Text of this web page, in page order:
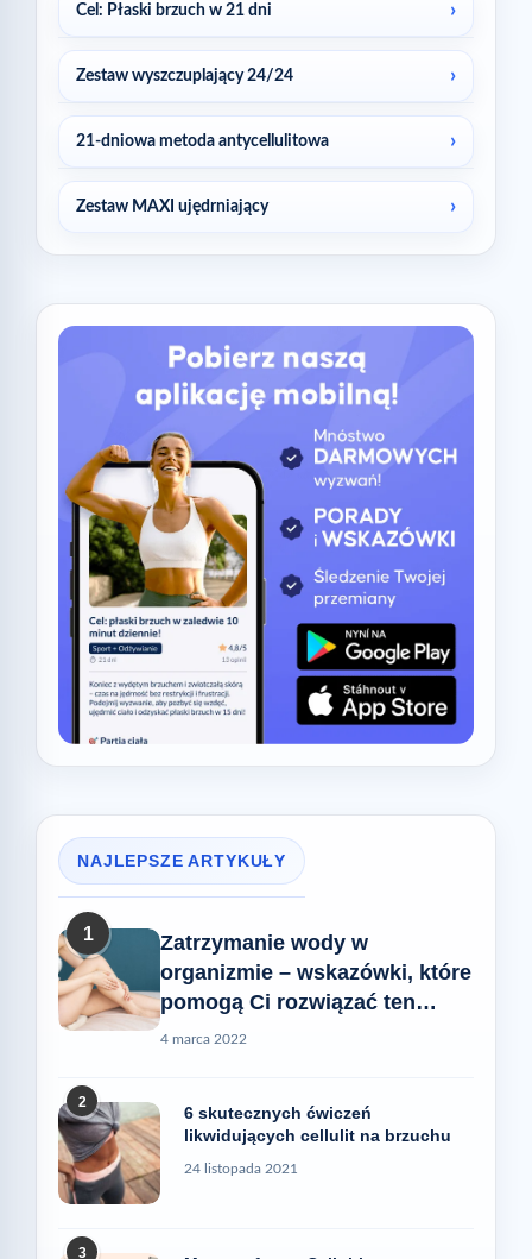
Cel: Płaski brzuch w 21 dni
Zestaw wyszczuplający 24/24
21-dniowa metoda antycellulitowa
Zestaw MAXI ujędrniający
NAJLEPSZE ARTYKUŁY
1
Zatrzymanie wody w
organizmie – wskazówki, które
pomogą Ci rozwiązać ten
problem
4 marca 2022
2
6 skutecznych ćwiczeń
likwidujących cellulit na brzuchu
24 listopada 2021
3